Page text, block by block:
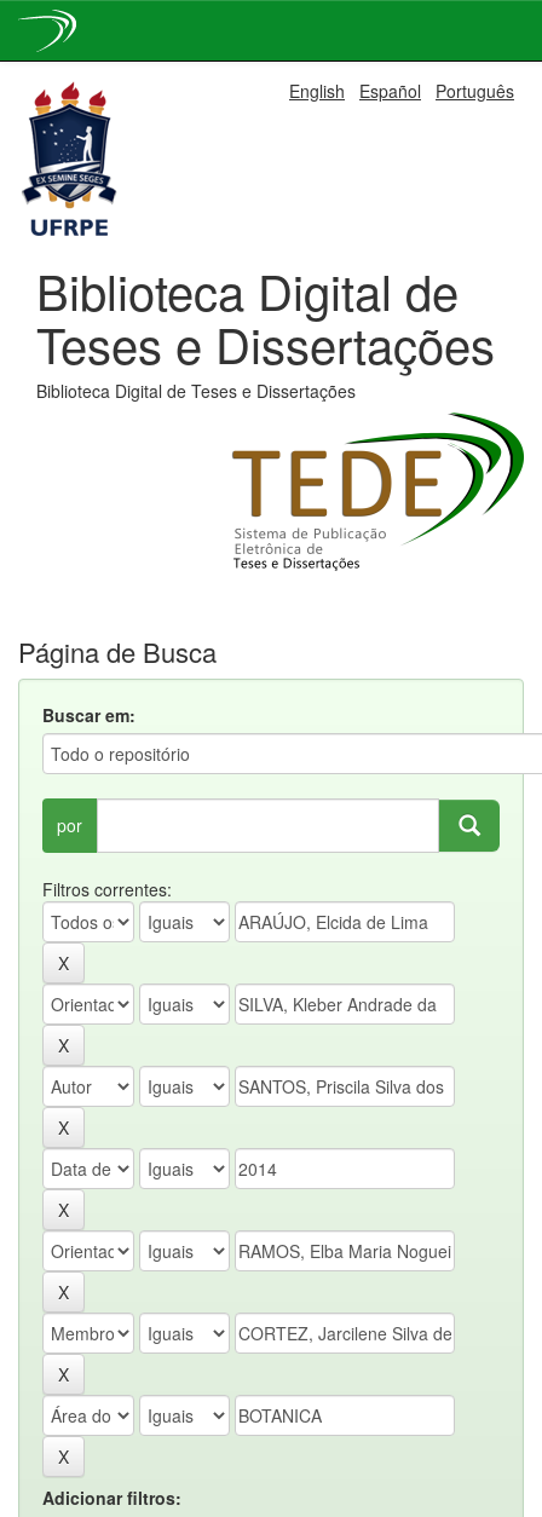
navigation
English Español Português
Biblioteca Digital de
Teses e Dissertações
Biblioteca Digital de Teses e Dissertações
Página de Busca
Buscar em:
por
Filtros correntes:
Adicionar filtros: